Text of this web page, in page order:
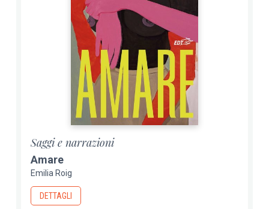
Saggi e narrazioni
Amare
Emilia Roig
DETTAGLI